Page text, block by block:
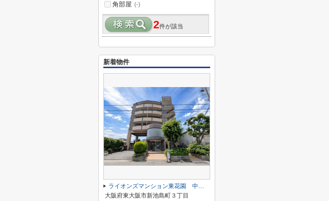
角部屋 (-)
2件が該当
新着物件
ライオンズマンション東花園 中古マンション
大阪府東大阪市新池島町３丁目